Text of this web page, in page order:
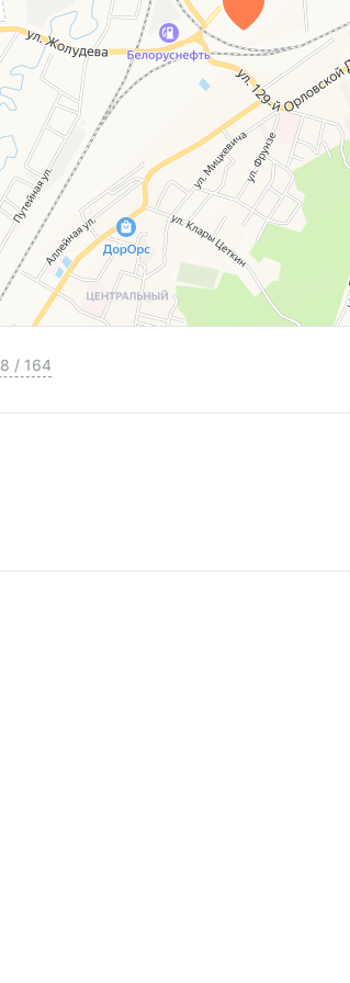
8 / 164